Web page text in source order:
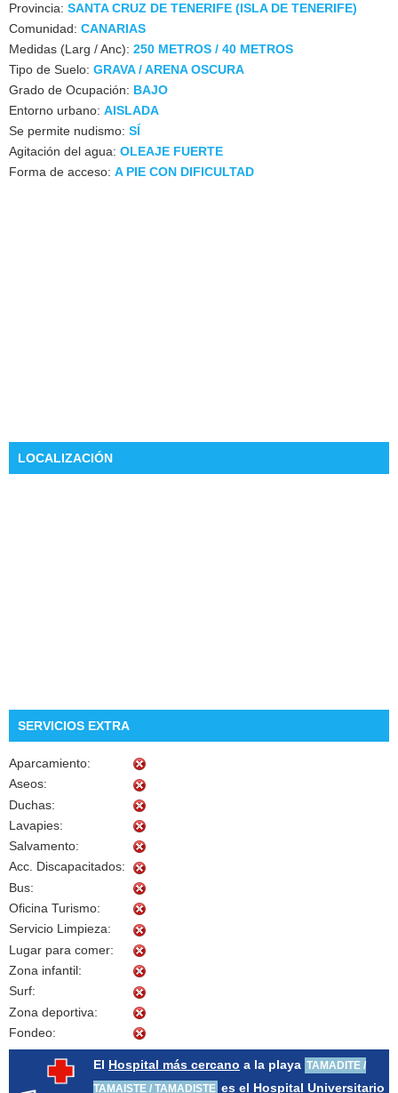
Provincia: SANTA CRUZ DE TENERIFE (ISLA DE TENERIFE)
Comunidad: CANARIAS
Medidas (Larg / Anc): 250 METROS / 40 METROS
Tipo de Suelo: GRAVA / ARENA OSCURA
Grado de Ocupación: BAJO
Entorno urbano: AISLADA
Se permite nudismo: SÍ
Agitación del agua: OLEAJE FUERTE
Forma de acceso: A PIE CON DIFICULTAD
LOCALIZACIÓN
SERVICIOS EXTRA
Aparcamiento:
Aseos:
Duchas:
Lavapies:
Salvamento:
Acc. Discapacitados:
Bus:
Oficina Turismo:
Servicio Limpieza:
Lugar para comer:
Zona infantil:
Surf:
Zona deportiva:
Fondeo:
El Hospital más cercano a la playa TAMADITE /
TAMAISTE / TAMADISTE es el Hospital Universitario